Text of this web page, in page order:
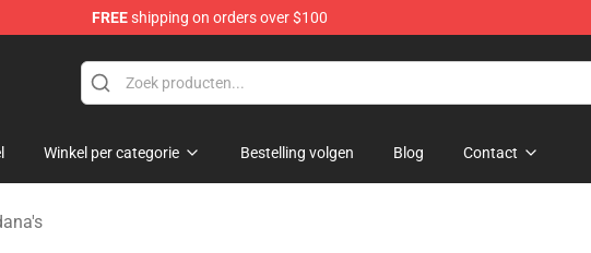
FREEshipping on orders over $100
Winkel per categorie Bestelling volgen Blog Contact